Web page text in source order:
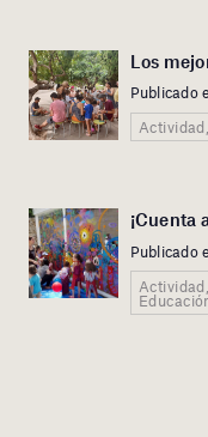
Los
Publicado
¡Cuenta
Publicado